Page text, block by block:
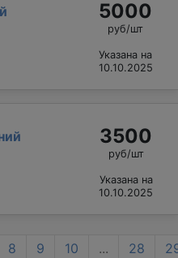
5000
руб/шт
Указана на
10.10.2025
3500
руб/шт
Указана на
10.10.2025
8 9 10 ... 28